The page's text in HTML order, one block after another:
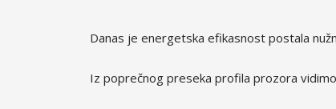
Danas je energetska efikasnost postala
Iz poprečnog preseka profila prozora